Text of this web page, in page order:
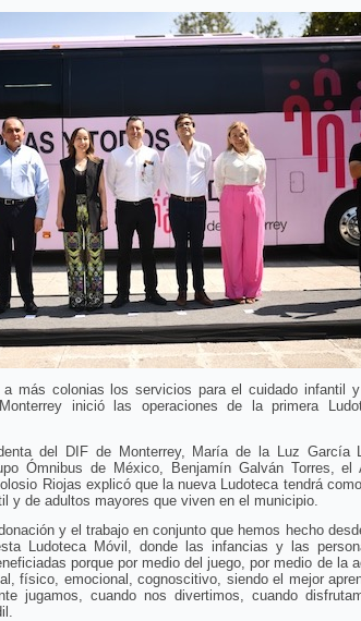
más colonias los servicios para el cuidado infantil
inició las operaciones de la primera
del DIF de Monterrey, María de la Luz García
Ómnibus de México, Benjamín Galván Torres, el
Riojas explicó que la nueva Ludoteca tendrá
y de adultos mayores que viven en el municipio.
y el trabajo en conjunto que hemos hecho
Ludoteca Móvil, donde las infancias y las
porque por medio del juego, por medio de la
físico, emocional, cognoscitivo, siendo el mejor
jugamos, cuando nos divertimos, cuando